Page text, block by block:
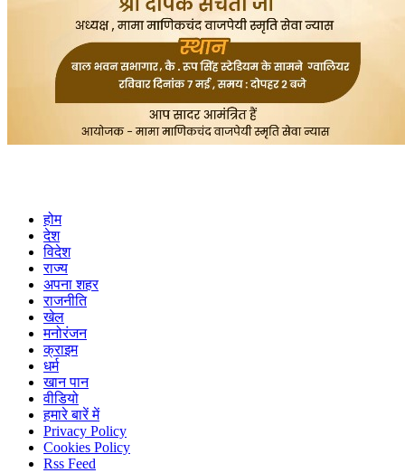
होम
देश
विदेश
राज्य
अपना शहर
राजनीति
खेल
मनोरंजन
क्राइम
धर्म
खान पान
वीडियो
हमारे बारें में
Privacy Policy
Cookies Policy
Rss Feed